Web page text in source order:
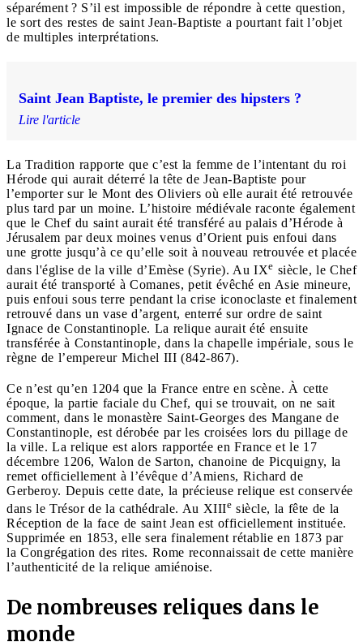
séparément ? S’il est impossible de répondre à cette question,
le sort des restes de saint Jean-Baptiste a pourtant fait l’objet
de multiples interprétations.
Saint Jean Baptiste, le premier des hipsters ?
Lire l'article
La Tradition rapporte que c’est la femme de l’intentant du roi
Hérode qui aurait déterré la tête de Jean-Baptiste pour
l’emporter sur le Mont des Oliviers où elle aurait été retrouvée
plus tard par un moine. L’histoire médiévale raconte également
que le Chef du saint aurait été transféré au palais d’Hérode à
Jérusalem par deux moines venus d’Orient puis enfoui dans
une grotte jusqu’à ce qu’elle soit à nouveau retrouvée et placée
dans l'église de la ville d’Emèse (Syrie). Au IXe siècle, le Chef
aurait été transporté à Comanes, petit évêché en Asie mineure,
puis enfoui sous terre pendant la crise iconoclaste et finalement
retrouvé dans un vase d’argent, enterré sur ordre de saint
Ignace de Constantinople. La relique aurait été ensuite
transférée à Constantinople, dans la chapelle impériale, sous le
règne de l’empereur Michel III (842-867).
Ce n’est qu’en 1204 que la France entre en scène. À cette
époque, la partie faciale du Chef, qui se trouvait, on ne sait
comment, dans le monastère Saint-Georges des Mangane de
Constantinople, est dérobée par les croisées lors du pillage de
la ville. La relique est alors rapportée en France et le 17
décembre 1206, Walon de Sarton, chanoine de Picquigny, la
remet officiellement à l’évêque d’Amiens, Richard de
Gerberoy. Depuis cette date, la précieuse relique est conservée
dans le Trésor de la cathédrale. Au XIIIe siècle, la fête de la
Réception de la face de saint Jean est officiellement instituée.
Supprimée en 1853, elle sera finalement rétablie en 1873 par
la Congrégation des rites. Rome reconnaissait de cette manière
l’authenticité de la relique amiénoise.
De nombreuses reliques dans le
monde